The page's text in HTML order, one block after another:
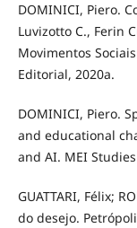
DOMINICI, Piero.
Luvizotto C., Ferin
Movimentos
Editorial, 2020a.
DOMINICI, Piero.
and educational
and AI. MEI
GUATTARI, Félix;
do desejo.